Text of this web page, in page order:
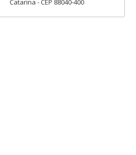
Catarina - CEP 88040-400